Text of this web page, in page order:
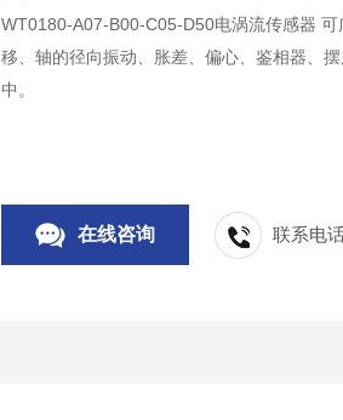
WT0180-A07-B00-C05-D50电涡流传感器 可广泛应用于大型旋转机械的轴向位
移、轴的径向振动、胀差、偏心、鉴相器、
中。
在线咨询 联系电